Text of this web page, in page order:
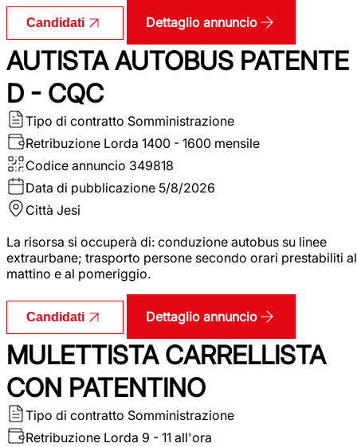
Candidati Dettaglio annuncio
AUTISTA AUTOBUS PATENTE
D - CQC
Tipo di contratto Somministrazione
Retribuzione Lorda 1400 - 1600 mensile
Codice annuncio 349818
Data di pubblicazione 5/8/2026
Città Jesi
La risorsa si occuperà di: conduzione autobus su linee
extraurbane; trasporto persone secondo orari prestabiliti al
mattino e al pomeriggio.
Candidati Dettaglio annuncio
MULETTISTA CARRELLISTA
CON PATENTINO
Tipo di contratto Somministrazione
Retribuzione Lorda 9 - 11 all'ora